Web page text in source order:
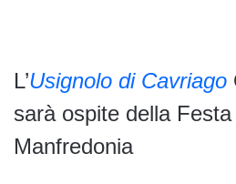
L’Usignolo di Cavriago
sarà ospite della
Manfredonia